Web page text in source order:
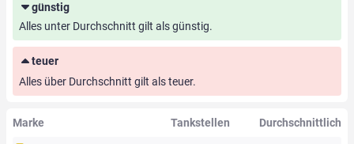
günstig
Alles unter Durchschnitt gilt als günstig.
teuer
Alles über Durchschnitt gilt als teuer.
Marke Tankstellen Durchschnittlich